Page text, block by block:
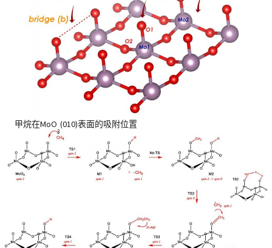
甲烷在MoO
3
(010)表面的吸附位置